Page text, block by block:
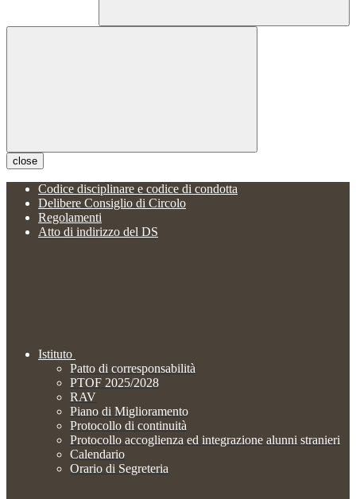
close
Codice disciplinare e codice di condotta
Delibere Consiglio di Circolo
Regolamenti
Atto di indirizzo del DS
Istituto
Patto di corresponsabilità
PTOF 2025/2028
RAV
Piano di Miglioramento
Protocollo di continuità
Protocollo accoglienza ed integrazione alunni stranieri
Calendario
Orario di Segreteria